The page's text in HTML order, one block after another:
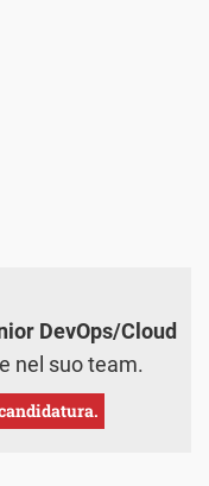
DevOps/Cloud
nel suo team.